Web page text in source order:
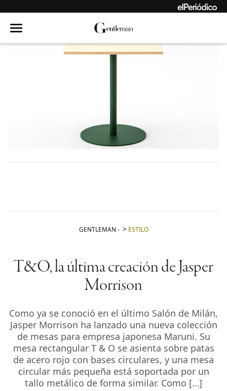
GENTLEMAN - ESTILO
T&O, la última creación de Jasper
Morrison
Como ya se conoció en el último Salón de Milán,
Jasper Morrison ha lanzado una nueva colección
de mesas para empresa japonesa Maruni. Su
mesa rectangular T & O se asienta sobre patas
de acero rojo con bases circulares, y una mesa
circular más pequeña está soportada por un
tallo metálico de forma similar. Como […]